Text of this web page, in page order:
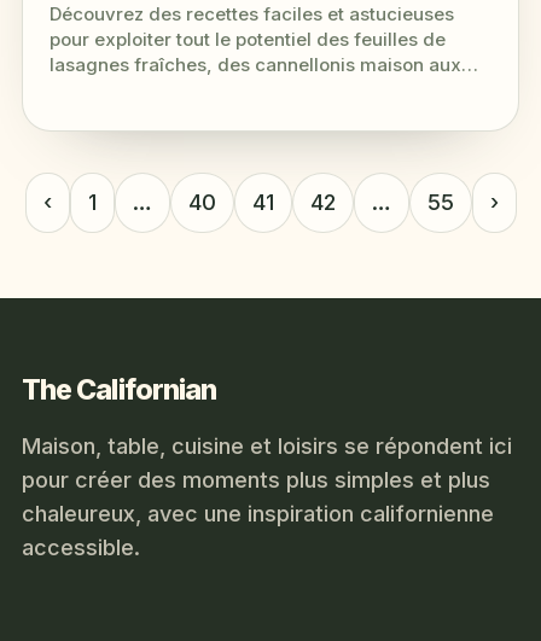
Découvrez des recettes faciles et astucieuses
pour exploiter tout le potentiel des feuilles de
lasagnes fraîches, des cannellonis maison aux
‹ 1 … 40 41 42 … 55 ›
The Californian
Maison, table, cuisine et loisirs se répondent ici
pour créer des moments plus simples et plus
chaleureux, avec une inspiration californienne
accessible.